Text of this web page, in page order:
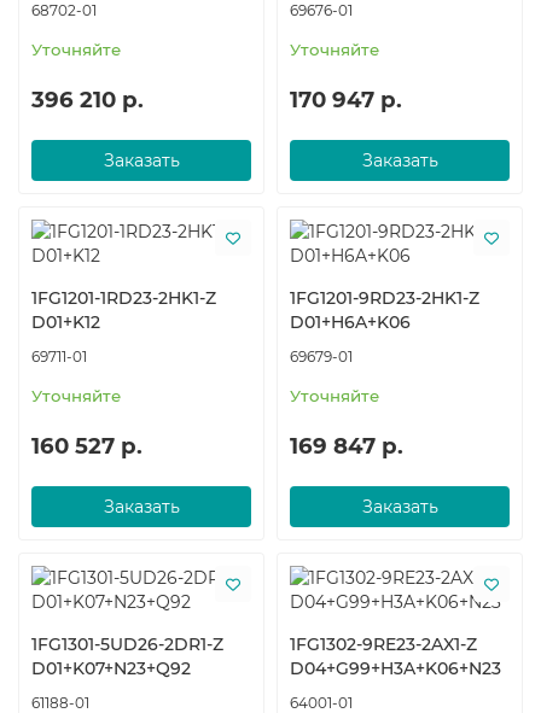
68702-01
Уточняйте
396 210 р.
Заказать
69676-01
Уточняйте
170 947 р.
Заказать
1FG1201-1RD23-2HK1-Z
D01+K12
69711-01
Уточняйте
160 527 р.
Заказать
1FG1201-9RD23-2HK1-Z
D01+H6A+K06
69679-01
Уточняйте
169 847 р.
Заказать
1FG1301-5UD26-2DR1-Z
D01+K07+N23+Q92
61188-01
1FG1302-9RE23-2AX1-Z
D04+G99+H3A+K06+N23
64001-01